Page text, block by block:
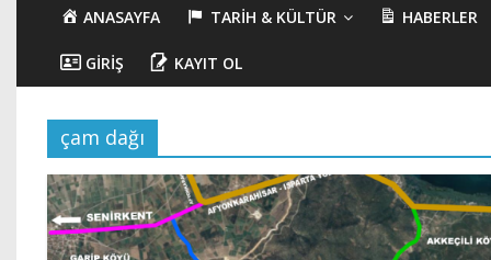
ANASAYFA TARIH & KÜLTÜR HABERLER
GIRIŞ KAYIT OL
çam dağı